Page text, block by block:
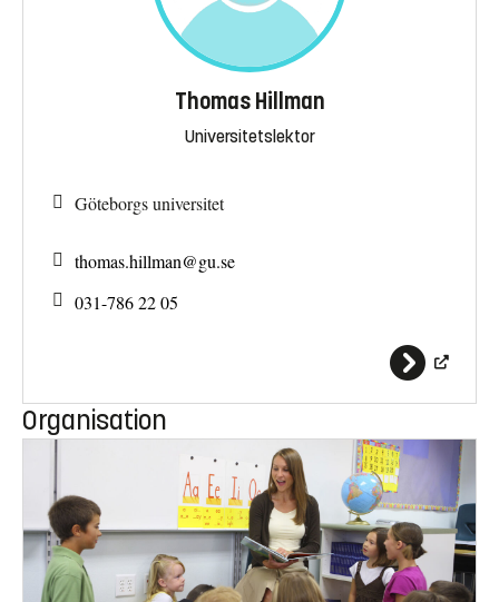
Thomas Hillman
Universitetslektor
Göteborgs universitet
thomas.hillman@gu.se
031-786 22 05
Organisation